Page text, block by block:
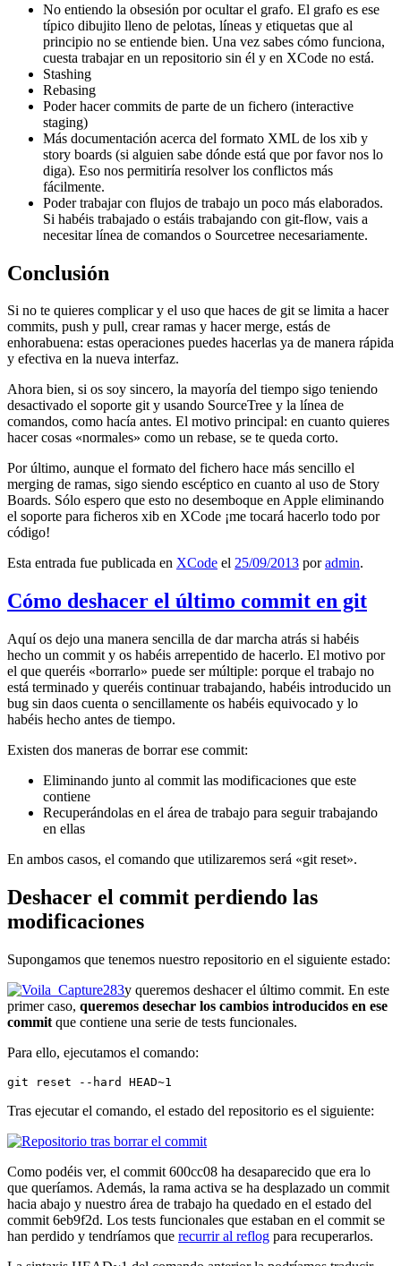
No entiendo la obsesión por ocultar el grafo. El grafo es ese
típico dibujito lleno de pelotas, líneas y etiquetas que al
principio no se entiende bien. Una vez sabes cómo funciona,
cuesta trabajar en un repositorio sin él y en XCode no está.
Stashing
Rebasing
Poder hacer commits de parte de un fichero (interactive
staging)
Más documentación acerca del formato XML de los xib y
story boards (si alguien sabe dónde está que por favor nos lo
diga). Eso nos permitiría resolver los conflictos más
fácilmente.
Poder trabajar con flujos de trabajo un poco más elaborados.
Si habéis trabajado o estáis trabajando con git-flow, vais a
necesitar línea de comandos o Sourcetree necesariamente.
Conclusión
Si no te quieres complicar y el uso que haces de git se limita a hacer
commits, push y pull, crear ramas y hacer merge, estás de
enhorabuena: estas operaciones puedes hacerlas ya de manera rápida
y efectiva en la nueva interfaz.
Ahora bien, si os soy sincero, la mayoría del tiempo sigo teniendo
desactivado el soporte git y usando SourceTree y la línea de
comandos, como hacía antes. El motivo principal: en cuanto quieres
hacer cosas «normales» como un rebase, se te queda corto.
Por último, aunque el formato del fichero hace más sencillo el
merging de ramas, sigo siendo escéptico en cuanto al uso de Story
Boards. Sólo espero que esto no desemboque en Apple eliminando
el soporte para ficheros xib en XCode ¡me tocará hacerlo todo por
código!
Esta entrada fue publicada en XCode el 25/09/2013 poradmin.
Cómo deshacer el último commit en git
Aquí os dejo una manera sencilla de dar marcha atrás si habéis
hecho un commit y os habéis arrepentido de hacerlo. El motivo por
el que queréis «borrarlo» puede ser múltiple: porque el trabajo no
está terminado y queréis continuar trabajando, habéis introducido un
bug sin daos cuenta o sencillamente os habéis equivocado y lo
habéis hecho antes de tiempo.
Existen dos maneras de borrar ese commit:
Eliminando junto al commit las modificaciones que este
contiene
Recuperándolas en el área de trabajo para seguir trabajando
en ellas
En ambos casos, el comando que utilizaremos será «git reset».
Deshacer el commit perdiendo las
modificaciones
Supongamos que tenemos nuestro repositorio en el siguiente estado:
y queremos deshacer el último commit. En este
primer caso, queremos desechar los cambios introducidos en ese
commit que contiene una serie de tests funcionales.
Para ello, ejecutamos el comando:
git reset --hard HEAD~1
Tras ejecutar el comando, el estado del repositorio es el siguiente:
Como podéis ver, el commit 600cc08 ha desaparecido que era lo
que queríamos. Además, la rama activa se ha desplazado un commit
hacia abajo y nuestro área de trabajo ha quedado en el estado del
commit 6eb9f2d. Los tests funcionales que estaban en el commit se
han perdido y tendríamos que recurrir al reflog para recuperarlos.